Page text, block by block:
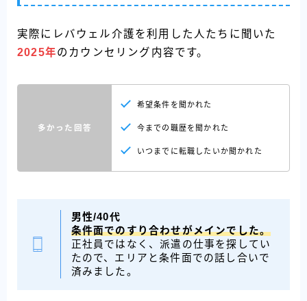
実際にレバウェル介護を利用した人たちに聞いた
2025年のカウンセリング内容です。
多かった回答
希望条件を聞かれた
今までの職歴を聞かれた
いつまでに転職したいか聞かれた
男性/40代
条件面でのすり合わせがメインでした。
正社員ではなく、派遣の仕事を探してい
たので、エリアと条件面での話し合いで
済みました。